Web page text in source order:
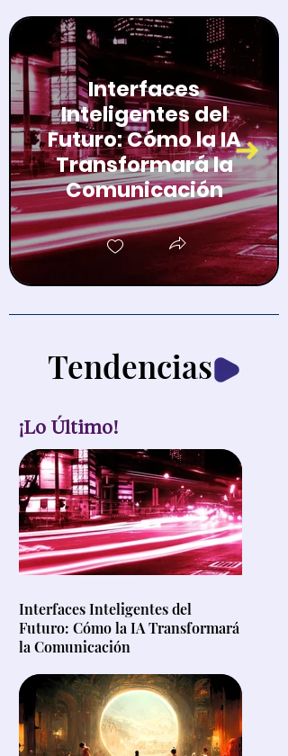
Interfaces
Inteligentes del
Futuro: Cómo la IA
Transformará la
Comunicación
Tendencias
¡Lo Último!
Interfaces Inteligentes del
Futuro: Cómo la IA Transformará
la Comunicación